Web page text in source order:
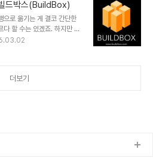
예로 이끌어 이야
이어가다가는 완전 딴 얘길
다른 건 모르겠고... 건강에
습니다. 그간의 경험에 비추
드박스(BuildBox)
으로 옮기는 게 결코 간단한
다 할 수는 있겠죠. 하지만 어
하는 마음 가짐을 하는 차원
니다. 문제는 그 방법적인
더보기